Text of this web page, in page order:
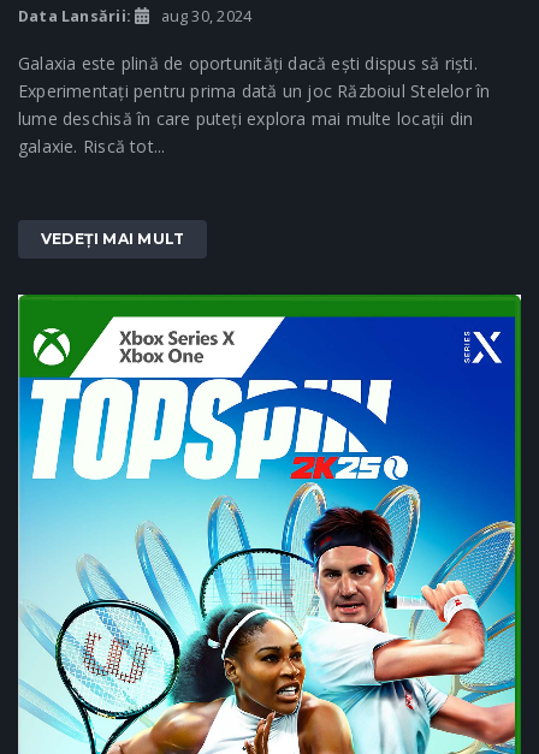
Data Lansării: aug 30, 2024
Galaxia este plină de oportunități dacă ești dispus să riști.
Experimentați pentru prima dată un joc Războiul Stelelor în
lume deschisă în care puteți explora mai multe locații din
galaxie. Riscă tot...
VEDEȚI MAI MULT